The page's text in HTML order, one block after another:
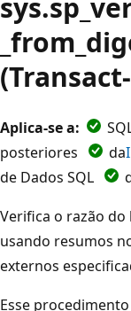
Aplica-se a:
posteriores
da
de Dados SQL
Verifica o razão do
usando resumos
externos
Esse